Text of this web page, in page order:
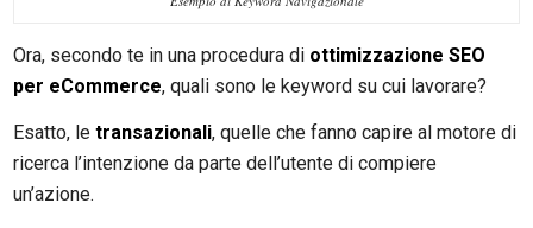
Ora, secondo te in una procedura di ottimizzazione SEO
per eCommerce, quali sono le keyword su cui lavorare?
Esatto, letransazionali, quelle che fanno capire al motore di
ricerca l’intenzione da parte dell’utente di compiere
un’azione.